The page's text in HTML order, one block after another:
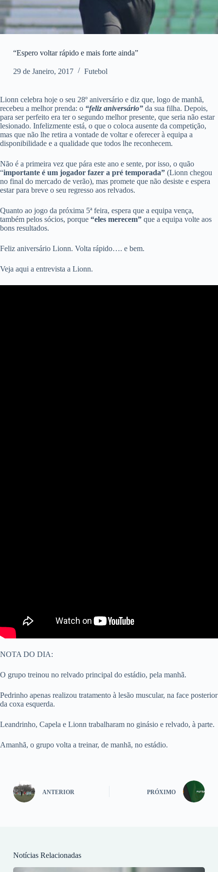
“Espero voltar rápido e mais forte ainda”
29 de Janeiro, 2017 Futebol
Lionn celebra hoje o seu 28º aniversário e diz que, logo de manhã,
recebeu a melhor prenda: o “feliz aniversário” da sua filha. Depois,
para ser perfeito era ter o segundo melhor presente, que seria não estar
lesionado. Infelizmente está, o que o coloca ausente da competição,
mas que não lhe retira a vontade de voltar e oferecer à equipa a
disponibilidade e a qualidade que todos lhe reconhecem.
Não é a primeira vez que pára este ano e sente, por isso, o quão
“importante é um jogador fazer a pré temporada” (Lionn chegou
no final do mercado de verão), mas promete que não desiste e espera
estar para breve o seu regresso aos relvados.
Quanto ao jogo da próxima 5ª feira, espera que a equipa vença,
também pelos sócios, porque “eles merecem” que a equipa volte aos
bons resultados.
Feliz aniversário Lionn. Volta rápido…. e bem.
Veja aqui a entrevista a Lionn.
NOTA DO DIA:
O grupo treinou no relvado principal do estádio, pela manhã.
Pedrinho apenas realizou tratamento à lesão muscular, na face posterior
da coxa esquerda.
Leandrinho, Capela e Lionn trabalharam no ginásio e relvado, à parte.
Amanhã, o grupo volta a treinar, de manhã, no estádio.
ANTERIOR PRÓXIMO
Notícias Relacionadas